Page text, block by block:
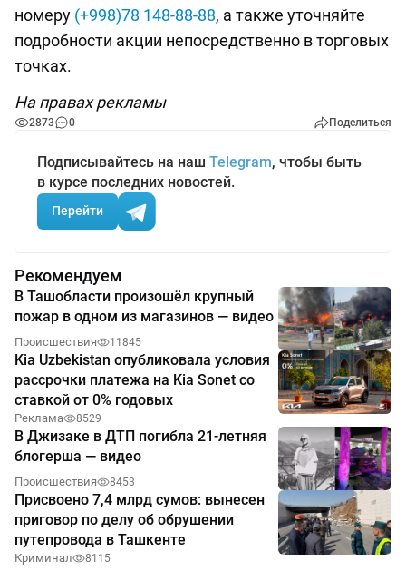
номеру (+998)78 148-88-88, а также уточняйте
подробности акции непосредственно в торговых
точках.
На правах рекламы
2873 0 Поделиться
Подписывайтесь на наш Telegram, чтобы быть
в курсе последних новостей.
Перейти
Рекомендуем
В Ташобласти произошёл крупный
пожар в одном из магазинов — видео
Происшествия 11845
Kia Uzbekistan опубликовала условия
рассрочки платежа на Kia Sonet со
ставкой от 0% годовых
Реклама 8529
В Джизаке в ДТП погибла 21-летняя
блогерша — видео
Происшествия 8453
Присвоено 7,4 млрд сумов: вынесен
приговор по делу об обрушении
путепровода в Ташкенте
Криминал 8115